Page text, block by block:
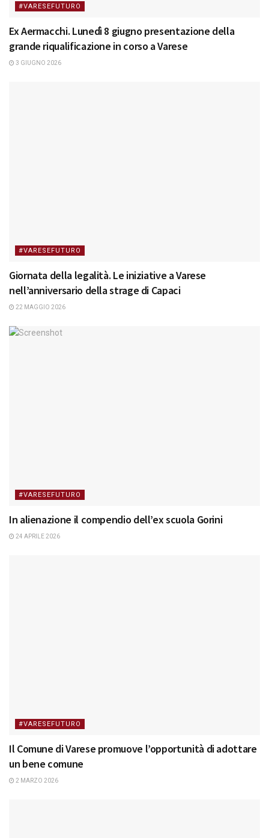
#VARESEFUTURO
Ex Aermacchi. Lunedì 8 giugno presentazione della
grande riqualificazione in corso a Varese
3 GIUGNO 2026
#VARESEFUTURO
Giornata della legalità. Le iniziative a Varese
nell’anniversario della strage di Capaci
22 MAGGIO 2026
#VARESEFUTURO
In alienazione il compendio dell’ex scuola Gorini
24 APRILE 2026
#VARESEFUTURO
Il Comune di Varese promuove l’opportunità di adottare
un bene comune
2 MARZO 2026